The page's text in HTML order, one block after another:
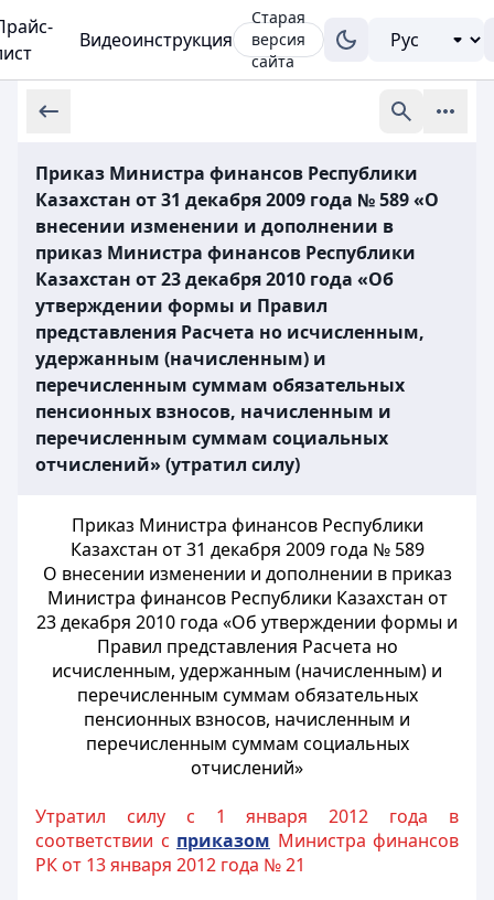
Видеоинструкция
Старая
версия
сайта
Приказ Министра финансов Республики
Казахстан от 31 декабря 2009 года № 589 «О
внесении изменении и дополнении в
приказ Министра финансов Республики
Казахстан от 23 декабря 2010 года «Об
утверждении формы и Правил
представления Расчета но исчисленным,
удержанным (начисленным) и
перечисленным суммам обязательных
пенсионных взносов, начисленным и
перечисленным суммам социальных
отчислений» (утратил силу)
Приказ Министра финансов Республики
Казахстан от 31 декабря 2009 года № 589
О внесении изменении и дополнении в приказ
Министра финансов Республики Казахстан от
23 декабря 2010 года «Об утверждении формы и
Правил представления Расчета но
исчисленным, удержанным (начисленным) и
перечисленным суммам обязательных
пенсионных взносов, начисленным и
перечисленным суммам социальных
отчислений»
Утратил силу с 1 января 2012 года в
соответствии с приказом Министра финансов
РК от 13 января 2012 года № 21